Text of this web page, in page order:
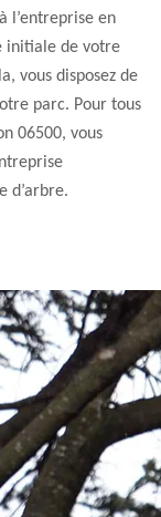
l’entreprise en
initiale de votre
vous disposez de
parc. Pour tous
06500, vous
d’arbre.